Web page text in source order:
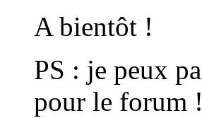
A bientôt !
PS : je peux
pour le forum !